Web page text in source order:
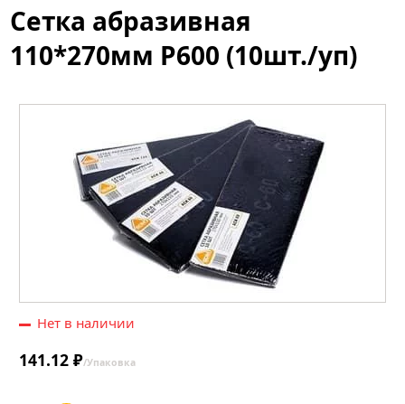
Сетка абразивная
110*270мм Р600 (10шт./уп)
Нет в наличии
141.12 ₽/Упаковка